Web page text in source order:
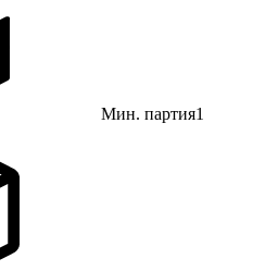
Мин. партия1